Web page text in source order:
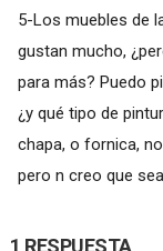
5-Los muebles de
gustan mucho,
para más? Puedo
¿y qué tipo de
chapa, o fornica,
pero n creo que
1 RESPUESTA